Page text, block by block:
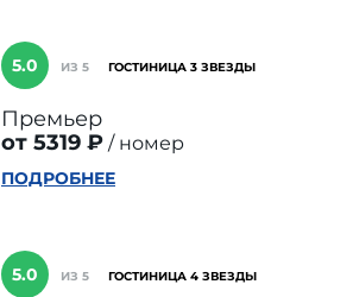
5.0 ИЗ 5 ГОСТИНИЦА 3 ЗВЕЗДЫ
Премьер
от 5319 ₽
номер
ПОДРОБНЕЕ
5.0 ИЗ 5 ГОСТИНИЦА 4 ЗВЕЗДЫ